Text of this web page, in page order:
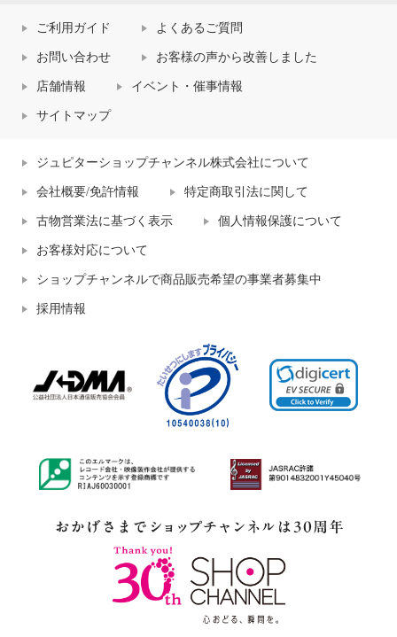
ご利用ガイド よくあるご質問
お問い合わせ お客様の声から改善しました
店舗情報 イベント・催事情報
サイトマップ
ジュピターショップチャンネル株式会社について
会社概要/免許情報 特定商取引法に関して
古物営業法に基づく表示 個人情報保護について
お客様対応について
ショップチャンネルで商品販売希望の事業者募集中
採用情報